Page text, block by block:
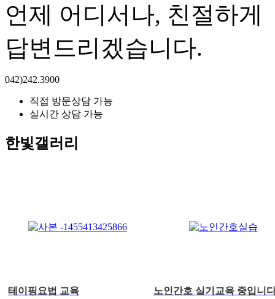
언제 어디서나, 친절하게
답변드리겠습니다.
042)242.3900
직접 방문상담 가능
실시간 상담 가능
한빛갤러리
테이핑요법 교육 노인간호 실기교육 중입니